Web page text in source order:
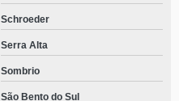
Schroeder
Serra Alta
Sombrio
São Bento do Sul